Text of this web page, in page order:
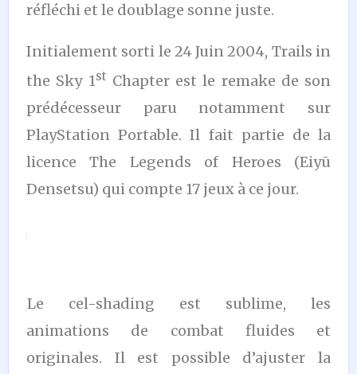
réfléchi et le doublage sonne juste.
Initialement sorti le 24 Juin 2004, Trails in
the Sky 1st Chapter est le remake de son
prédécesseur paru notamment sur
PlayStation Portable. Il fait partie de la
licence The Legends of Heroes (Eiyū
Densetsu) qui compte 17 jeux à ce jour.
Le cel-shading est sublime, les
animations de combat fluides et
originales. Il est possible d’ajuster la